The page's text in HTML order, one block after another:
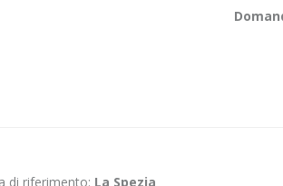
sicurezza e riservatezza durante l’elaborazione
raccolte tramite canali diversi dal presente sito
di riferimento: La Spezia